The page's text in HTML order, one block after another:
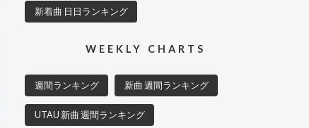
新着曲 日日ランキング
WEEKLY CHARTS
週間ランキング 新曲 週間ランキング
UTAU 新曲 週間ランキング